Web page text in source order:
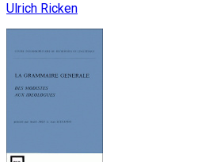
Ulrich Ricken